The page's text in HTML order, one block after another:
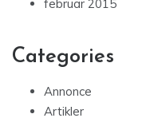
februar 2015
Categories
Annonce
Artikler